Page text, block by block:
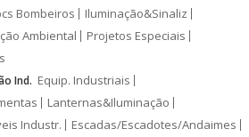
Bombeiros
Iluminação&Sinaliz
Ambiental
Projetos Especiais
Ind. Equip. Industriais
Lanternas&Iluminação
Industr.
Escadas/Escadotes/Andaimes